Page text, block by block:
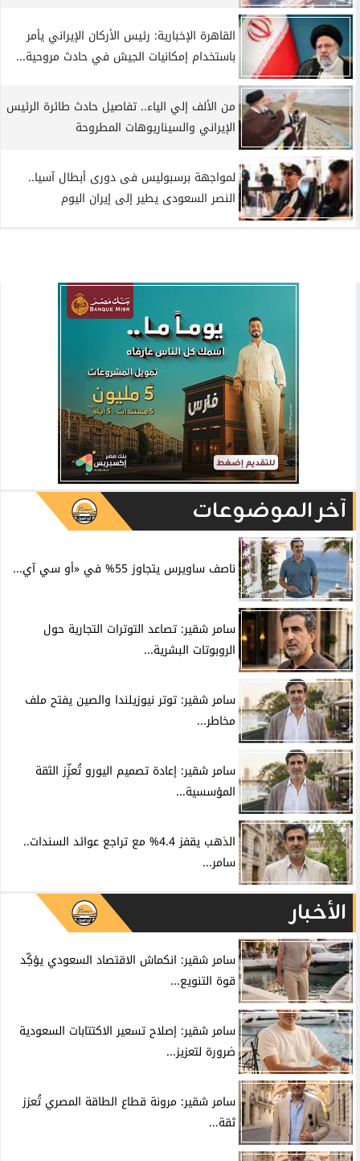
القاهرة الإخبارية: رئيس الأركان الإيراني يأمر
باستخدام إمكانيات الجيش في حادث مروحية...
من الألف إلي الياء.. تفاصيل حادث طائرة الرئيس
الإيراني والسيناريوهات المطروحة
لمواجهة برسبوليس فى دورى أبطال آسيا..
النصر السعودى يطير إلى إيران اليوم
آخر الموضوعات
ناصف ساويرس يتجاوز 55% في «أو سي آي...
سامر شقير: تصاعد التوترات التجارية حول
الروبوتات البشرية...
سامر شقير: توتر نيوزيلندا والصين يفتح ملف
مخاطر...
سامر شقير: إعادة تصميم اليورو تُعزِّز الثقة
المؤسسية...
الذهب يقفز 4.4% مع تراجع عوائد السندات..
سامر...
الأخبار
سامر شقير: انكماش الاقتصاد السعودي يؤكِّد
قوة التنويع...
سامر شقير: إصلاح تسعير الاكتتابات السعودية
ضرورة لتعزيز...
سامر شقير: مرونة قطاع الطاقة المصري تُعزز
ثقة...